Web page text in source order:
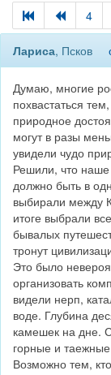
4
Лариса, Псков
Думаю, многие
похвастаться
природное
могут в разы
увидели чудо
Решили, что наше
должно быть в
выбирали между
итоге выбрали
бывалых
тронут
Это было
организовать
видели нерп,
воде. Глубина
камешек на дне.
горные и
Возможно тем,